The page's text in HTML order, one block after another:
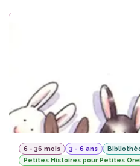
6 - 36 mois 3 - 6 ans
Petites Histoires pour Petites